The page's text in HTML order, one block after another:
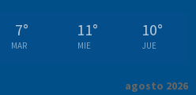
7°
MAR
11°
MIE
10°
JUE
agosto 2026